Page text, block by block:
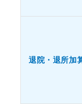
退院・退所加